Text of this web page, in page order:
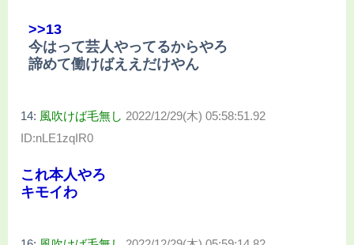
>>13
今はって芸人やってるからやろ
諦めて働けばええだけやん
14: 風吹けば毛無し 2022/12/29(木) 05:58:51.92
ID:nLE1zqIR0
これ本人やろ
キモイわ